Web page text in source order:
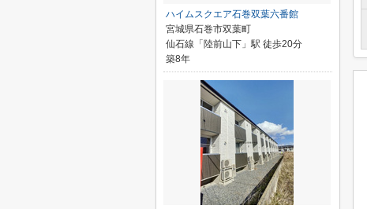
ハイムスクエア石巻双葉六番館
宮城県石巻市双葉町
仙石線「陸前山下」駅 徒歩20分
築8年